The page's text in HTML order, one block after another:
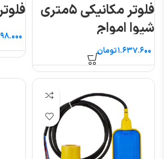
فلوتر مکانیکی ۵متری
شیوا امواج
تومان